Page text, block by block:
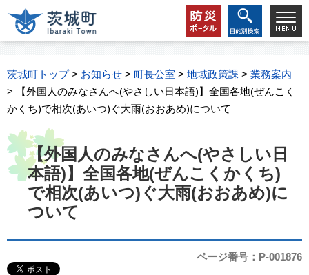
茨城町トップ> お知らせ > 町長公室 > 地域政策課 > 業務案内
> 【外国人のみなさんへ(やさしい日本語)】全国各地(ぜんこく
かくち)で相次(あいつ)ぐ大雨(おおあめ)について
【外国人のみなさんへ(やさしい日
本語)】全国各地(ぜんこくかくち)
で相次(あいつ)ぐ大雨(おおあめ)に
ついて
ページ番号：P-001876